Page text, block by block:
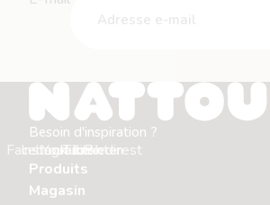
Besoin d'inspiration ?
Facebook
Instagram
Youtube
Tiktok
Linkedin
Pinterest
Produits
Magasin